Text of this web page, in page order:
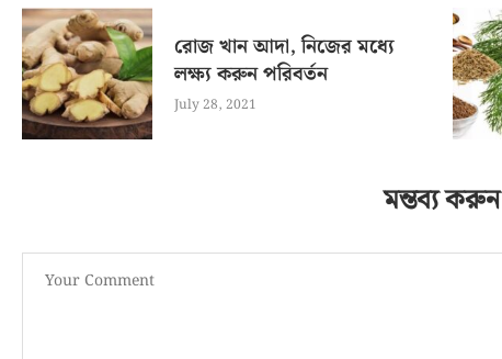
রোজ খান আদা, নিজের মধ্যে
লক্ষ্য করুন পরিবর্তন
July 28, 2021
মন্তব্য করুন